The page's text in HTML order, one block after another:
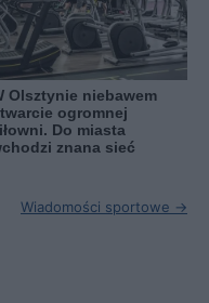
Olsztynie niebawem
ogromnej
Do miasta
znana sieć
Wiadomości sportowe →